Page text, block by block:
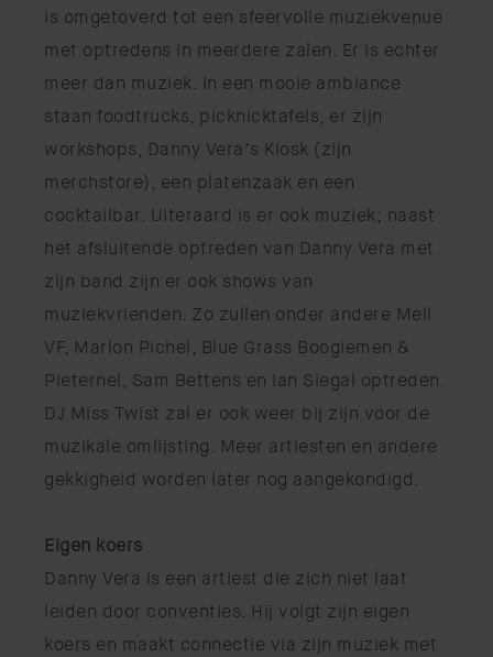
is omgetoverd tot een sfeervolle muziekvenue
met optredens in meerdere zalen. Er is echter
meer dan muziek. In een mooie ambiance
staan foodtrucks, picknicktafels, er zijn
workshops, Danny Vera’s Kiosk (zijn
merchstore), een platenzaak en een
cocktailbar. Uiteraard is er ook muziek; naast
het afsluitende optreden van Danny Vera met
zijn band zijn er ook shows van
muziekvrienden. Zo zullen onder andere Mell
VF, Marlon Pichel, Blue Grass Boogiemen &
Pieternel, Sam Bettens en Ian Siegal optreden.
DJ Miss Twist zal er ook weer bij zijn voor de
muzikale omlijsting. Meer artiesten en andere
gekkigheid worden later nog aangekondigd.
Eigen koers
Danny Vera is een artiest die zich niet laat
leiden door conventies. Hij volgt zijn eigen
koers en maakt connectie via zijn muziek met